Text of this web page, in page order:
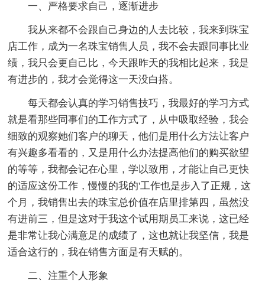
一、严格要求自己，逐渐进步
我从来都不会跟自己身边的人去比较，我来到珠宝
店工作，成为一名珠宝销售人员，我不会去跟同事比业
绩，我只会更自己比，今天跟昨天的我相比起来，我是
有进步的，我才会觉得这一天没白搭。
每天都会认真的学习销售技巧，我最好的学习方式
就是看那些同事们的工作方式了，从中吸取经验，我会
细致的观察她们客户的聊天，他们是用什么方法让客户
有兴趣多看看的，又是用什么办法提高他们的购买欲望
的等等，我都会记在心里，学以致用，才能让自己更快
的适应这份工作，慢慢的我的'工作也是步入了正规，这
个月，我销售出去的珠宝总价值在店里排第四，虽然没
有进前三，但是这对于我这个试用期员工来说，这已经
是非常让我心满意足的成绩了，这也就让我坚信，我是
适合这行的，我在销售方面是有天赋的。
二、注重个人形象